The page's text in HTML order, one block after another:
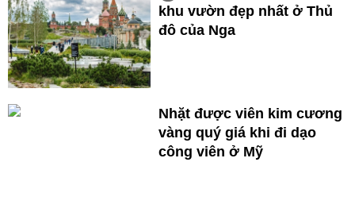
khu vườn đẹp nhất ở Thủ
đô của Nga
Nhặt được viên kim cương
vàng quý giá khi đi dạo
công viên ở Mỹ